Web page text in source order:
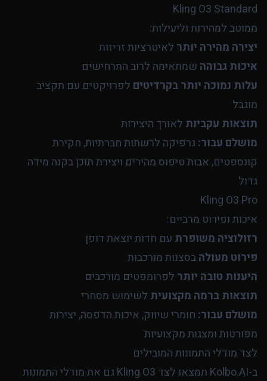
Kling O3 Standard
ממוטב למהירות וליעילות:
יצירה מהירה יותר לאיטרציות זריזות
איכות גבוהה שמתאימה לרוב התרחישים
עלות נמוכה יותר בקרדיטים לפרויקטים עם תקציב
מוגבל
תוצאות עקביות לאורך היצירות
מושלם עבור:גרפיקה לרשתות חברתיות, חקירת
קונספטים, אבות טיפוס מהירים ויצירת תוכן בקנה מידה
גדול
Kling O3 Pro
איכות ופירוט מרביים:
רזולוציה משופרת עם חדות יוצאת דופן
פירוט מעולהבסצנות מורכבות
היענות טובה יותר לפרומפטים מורכבים
תוצאות ברמה מקצועית לשימוש מסחרי
מושלם עבור: חומרי שיווק, איכות הדפסה, יצירות
מפורטות ומצגות מקצועיות
לצד מודלי התמונות המובילים
ב-Kolbo.AI תמצאו לצד Kling O3 גם את מודלי התמונות